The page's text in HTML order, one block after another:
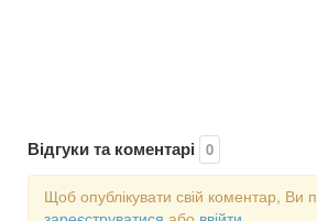
Відгуки та коментарі 0
Щоб опублікувати свій коментар, Ви